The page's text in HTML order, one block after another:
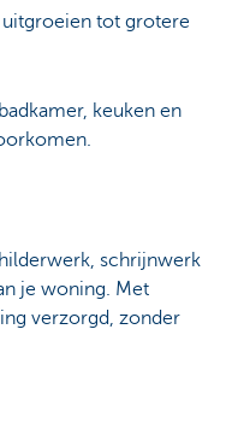
tot grotere
keuken en
schrijnwerk
je woning. Met
verzorgd, zonder